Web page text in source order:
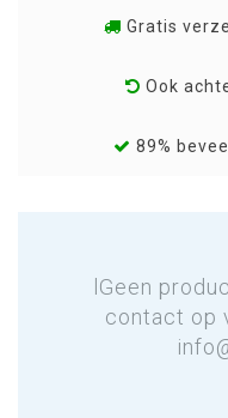
Gratis
Ook
89%
lGeen
contact op